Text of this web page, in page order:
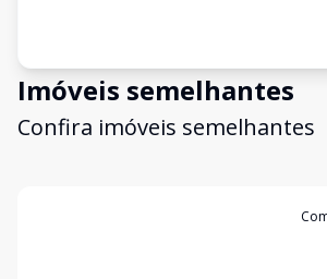
Imóveis semelhantes
Confira imóveis semelhantes